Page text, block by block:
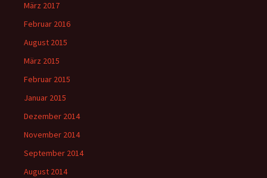
März 2017
Februar 2016
August 2015
März 2015
Februar 2015
Januar 2015
Dezember 2014
November 2014
September 2014
August 2014